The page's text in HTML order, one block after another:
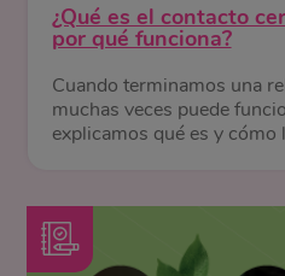
¿Qué es el contacto
por qué funciona?
Cuando terminamos una
muchas veces puede
explicamos qué es y cómo